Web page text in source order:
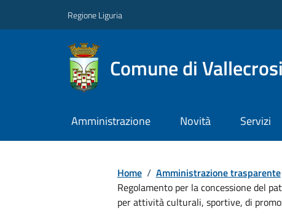
Regione Liguria
Comune di
Amministrazione Novità Servizi
Home / Amministrazione trasparente
Regolamento per la concessione del
per attività culturali, sportive, di